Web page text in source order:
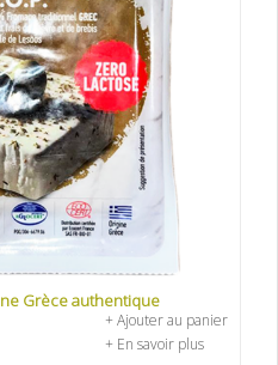
Grèce authentique
+ Ajouter au panier
+ En savoir plus